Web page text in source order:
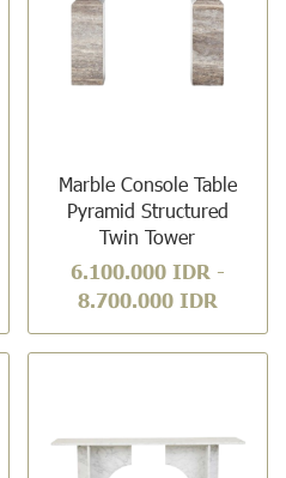
Marble Console Table
Pyramid Structured
Twin Tower
6.100.000 IDR -
8.700.000 IDR